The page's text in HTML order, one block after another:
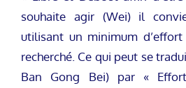
souhaite agir (Wei) il
utilisant un minimum
recherché. Ce qui peut se
Ban Gong Bei) par «